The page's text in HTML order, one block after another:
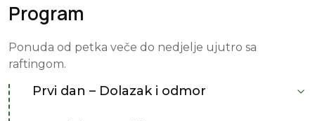
Program
Ponuda od petka veče do nedjelje ujutro sa
raftingom.
Prvi dan – Dolazak i odmor